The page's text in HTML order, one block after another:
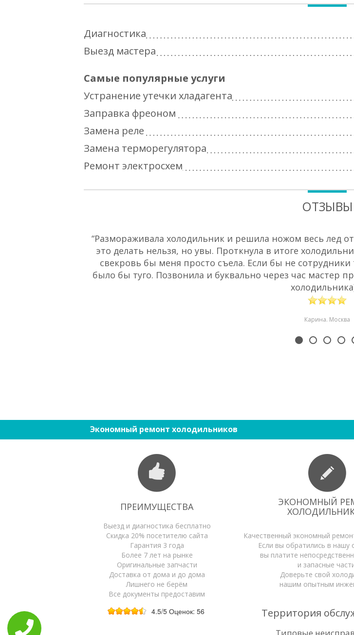
Диагностика
Выезд мастера
Самые популярные услуги
Устранение утечки хладагента
Заправка фреоном
Замена реле
Замена терморегулятора
Ремонт электросхем
ОТЗЫВЫ
“Размораживала холодильник и решила ножом весь лед
это делать нельзя, но увы. Проткнула в итоге
свекровь бы меня просто съела. Если бы не
было бы туго. Позвонила и буквально через час мастер
Карина. Москва
Экономный ремонт холодильников
ПРЕИМУЩЕСТВА
ЭКОНОМНЫЙ
Выезд и диагностика бесплатно
Скидка 20% посетителю сайта
Гарантия 3 года
Более 7 лет на рынке
Оригинальные запчасти
Доставка от дома и до дома
Лишнего не берём
Все документы предоставим
Качественный экономный
Если вы обратились в нашу
вы платите
и запасные
Доверьте свой
нашим опытным
Территория
4.5/5 Оценок: 56